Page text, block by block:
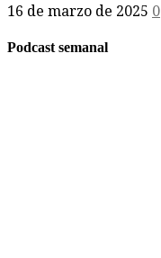
16 de marzo de 2025 0
Podcast semanal